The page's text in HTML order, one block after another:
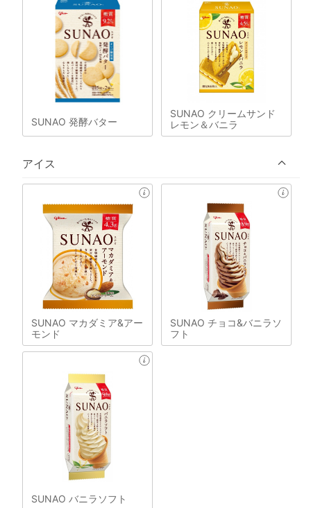
SUNAO 発酵バター
SUNAO クリームサンド
レモン＆バニラ
アイス
SUNAO マカダミア&アー
モンド
SUNAO チョコ&バニラソ
フト
SUNAO バニラソフト